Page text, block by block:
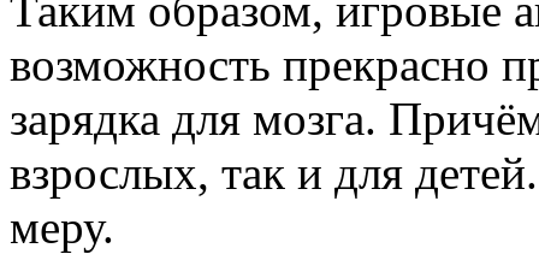
возможность прекрасно
зарядка для мозга.
взрослых, так и для
меру.